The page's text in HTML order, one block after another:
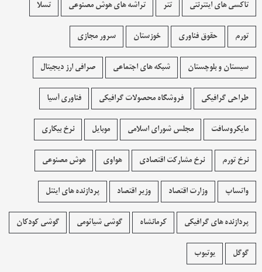
تاکسی های اینترنتی تتر تراشه های هوش مصنوعی تسلا
تورم حقوق فناوری خوزستان سرور مجازی
سیستان و بلوچستان شبکه های اجتماعی صرافی ارز دیجیتال
طراحی گرافیکی فروشگاه محصولات گرافيکی فناوری آسیا
مایکروسافت مجلس شورای اسلامی موبایل نرخ بیکاری
نرخ تورم نرخ مشارکت اقتصادی هواوی هوش مصنوعی
واتساپ وزارت اقتصاد وزیر اقتصاد پردازنده های اینتل
پردازنده های گرافیکی کرمانشاه گوشی شیائومی گوشی کودکان
گوگل یوتیوب